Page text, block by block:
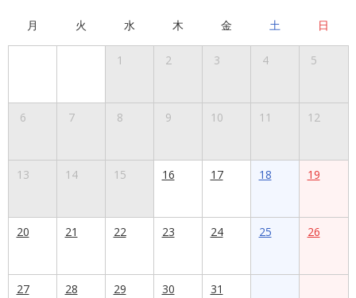
月 火 水 木 金 土 日
1 2 3 4 5
6 7 8 9 10 11 12
13 14 15 16 17 18 19
20 21 22 23 24 25 26
27 28 29 30 31